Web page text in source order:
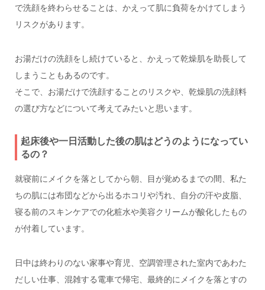
で洗顔を終わらせることは、かえって肌に負荷をかけてしまう
リスクがあります。
お湯だけの洗顔をし続けていると、かえって乾燥肌を助長して
しまうこともあるのです。
そこで、お湯だけで洗顔することのリスクや、乾燥肌の洗顔料
の選び方などについて考えてみたいと思います。
起床後や一日活動した後の肌はどうのようになってい
るの？
就寝前にメイクを落としてから朝、目が覚めるまでの間、私た
ちの肌には布団などから出るホコリや汚れ、自分の汗や皮脂、
寝る前のスキンケアでの化粧水や美容クリームが酸化したもの
が付着しています。
日中は終わりのない家事や育児、空調管理された室内であわた
だしい仕事、混雑する電車で帰宅、最終的にメイクを落とすの